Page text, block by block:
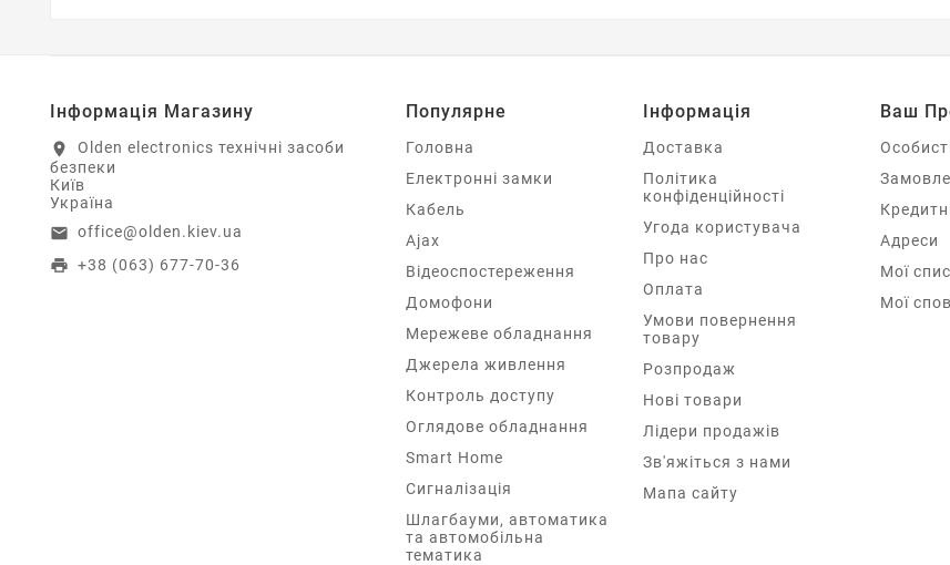
Інформація Магазину
location_on
Olden electronics технічні засоби
безпеки
Київ
Україна
email office@olden.kiev.ua
print +38 (063) 677-70-36
Популярне
Головна
Електронні замки
Кабель
Ajax
Відеоспостереження
Домофони
Мережеве обладнання
Джерела живлення
Контроль доступу
Оглядове обладнання
Smart Home
Сигналізація
Шлагбауми, автоматика
та автомобільна
тематика
Інформація
Доставка
Політика
конфіденційності
Угода користувача
Про нас
Оплата
Умови повернення
товару
Розпродаж
Нові товари
Лідери продажів
Зв'яжіться з нами
Мапа сайту
Ваш
Адреси
Мої
Мої